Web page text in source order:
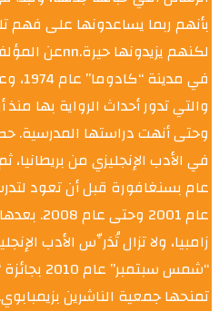
بأنهم ربما يساعدونها على فهم
في
والتي تدور أحداث الرواية بها
وحتى أنهت دراستها المدرسية.
في الأدب الإنجليزي من
عام بسنغافورة قبل أن تعود
عام 2001
“شمس
تمنحها جمعية الناشرين بزيمبابوي.